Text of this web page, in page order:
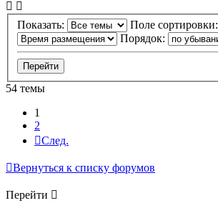
Показать:
Поле сортировки:
Порядок:
54 темы
1
2
След.
Вернуться к списку форумов
Перейти